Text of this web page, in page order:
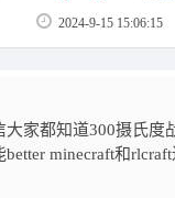
2024-9-15 15:06:15
大家都知道300摄氏度
better minecraft和